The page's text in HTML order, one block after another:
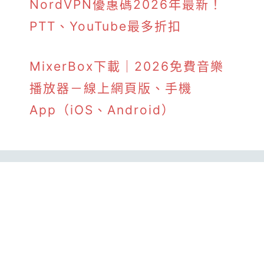
NordVPN優惠碼2026年最新！
PTT、YouTube最多折扣
MixerBox下載｜2026免費音樂
播放器－線上網頁版、手機
App（iOS、Android）